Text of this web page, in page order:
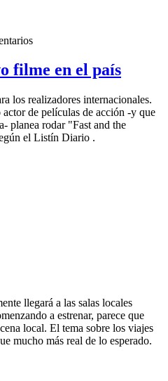
filme en el país
los realizadores internacionales.
de películas de acción -y que
planea rodar "Fast and the
el Listín Diario .
llegará a las salas locales
a estrenar, parece que
local. El tema sobre los viajes
mucho más real de lo esperado.